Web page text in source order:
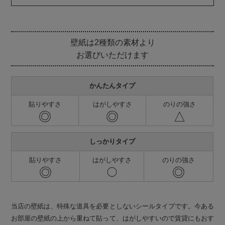
壁紙は2種類の素材より
お選びいただけます
かんたんタイプ
貼りやすさ
◎
はがしやすさ
◎
のりの強さ
△
しっかりタイプ
貼りやすさ
◎
はがしやすさ
◯
のりの強さ
◎
当店の壁紙は、特殊な道具を必要としないシールタイプです。今ある
お部屋の壁紙の上から重ねて貼って、はがしやすいので賃貸にもおす